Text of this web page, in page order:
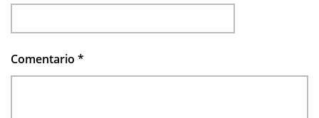
Comentario *